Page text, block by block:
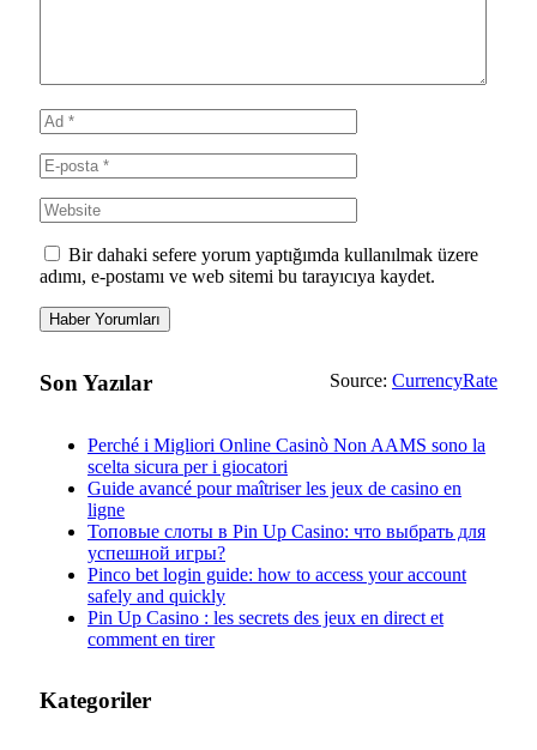
Bir dahaki sefere yorum yaptığımda kullanılmak üzere
adımı, e-postamı ve web sitemi bu tarayıcıya kaydet.
Source: CurrencyRate
Son Yazılar
Perché i Migliori Online Casinò Non AAMS sono la
scelta sicura per i giocatori
Guide avancé pour maîtriser les jeux de casino en
ligne
Топовые слоты в Pin Up Casino: что выбрать для
успешной игры?
Pinco bet login guide: how to access your account
safely and quickly
Pin Up Casino : les secrets des jeux en direct et
comment en tirer
Kategoriler